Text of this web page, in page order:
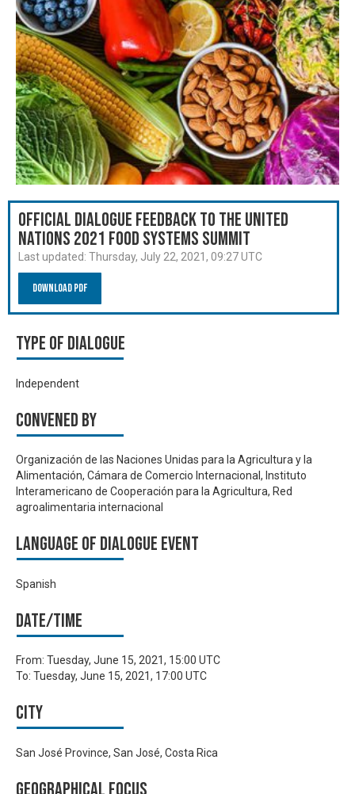
Official Dialogue Feedback to the United
Nations 2021 Food Systems Summit
Last updated: Thursday, July 22, 2021, 09:27 UTC
Download PDF
Type of Dialogue
Independent
Convened by
Organización de las Naciones Unidas para la Agricultura y la
Alimentación, Cámara de Comercio Internacional, Instituto
Interamericano de Cooperación para la Agricultura, Red
agroalimentaria internacional
Language of Dialogue Event
Spanish
Date/time
From: Tuesday, June 15, 2021, 15:00 UTC
To: Tuesday, June 15, 2021, 17:00 UTC
City
San José Province, San José, Costa Rica